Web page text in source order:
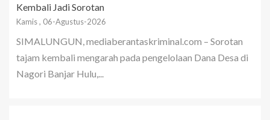
Kembali Jadi Sorotan
Kamis , 06-Agustus-2026
SIMALUNGUN, mediaberantaskriminal.com – Sorotan
tajam kembali mengarah pada pengelolaan Dana Desa di
Nagori Banjar Hulu,...